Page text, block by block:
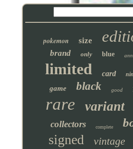
pokemon size
brand only blue
limited card
game black good
rare variant
collectors complete
signed vintage